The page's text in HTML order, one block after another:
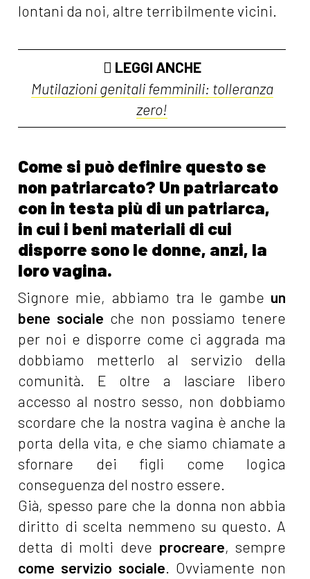
lontani da noi, altre terribilmente vicini.
LEGGI ANCHE
Mutilazioni genitali femminili: tolleranza
zero!
Come si può definire questo se
non patriarcato? Un patriarcato
con in testa più di un patriarca,
in cui i beni materiali di cui
disporre sono le donne, anzi, la
loro vagina.
Signore mie, abbiamo tra le gambe un
bene sociale che non possiamo tenere
per noi e disporre come ci aggrada ma
dobbiamo metterlo al servizio della
comunità. E oltre a lasciare libero
accesso al nostro sesso, non dobbiamo
scordare che la nostra vagina è anche la
porta della vita, e che siamo chiamate a
sfornare dei figli come logica
conseguenza del nostro essere.
Già, spesso pare che la donna non abbia
diritto di scelta nemmeno su questo. A
detta di molti deve procreare, sempre
come servizio sociale. Ovviamente non